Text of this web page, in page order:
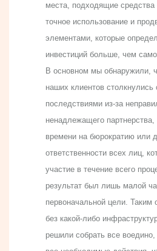
места, подходящие
точное использование и
элементами, которые
инвестиций больше, чем
В основном мы обнаружили,
наших клиентов
последствиями из-за
ненадлежащего партнерства,
времени на бюрократию или
ответственности всех лиц,
участие в течение всего
результат был лишь малой
первоначальной цели. Таким
без какой-либо
решили собрать все воедино,